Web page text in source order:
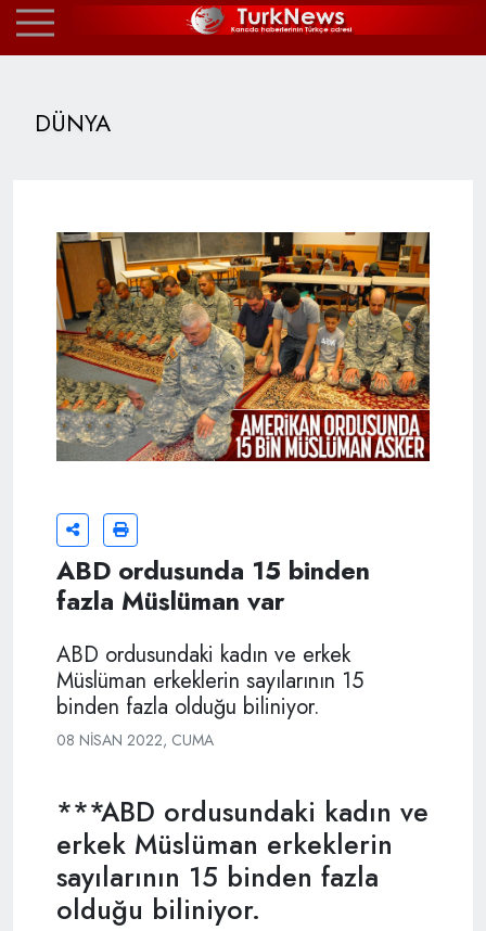
DÜNYA
ABD ordusunda 15 binden
fazla Müslüman var
ABD ordusundaki kadın ve erkek
Müslüman erkeklerin sayılarının 15
binden fazla olduğu biliniyor.
08 NISAN 2022, CUMA
***ABD ordusundaki kadın ve
erkek Müslüman erkeklerin
sayılarının 15 binden fazla
olduğu biliniyor.